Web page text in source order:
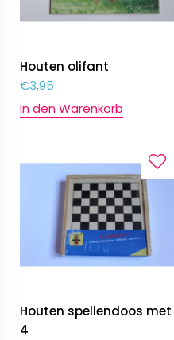
Houten olifant
€3,95
In den Warenkorb
Houten spellendoos met
4